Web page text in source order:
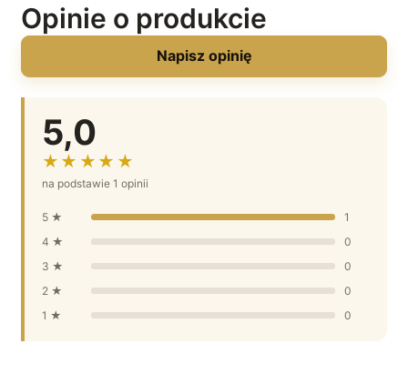
Opinie o produkcie
Napisz opinię
5,0
★★★★★
na podstawie 1 opinii
5 ★
1
4 ★
0
3 ★
0
2 ★
0
1 ★
0